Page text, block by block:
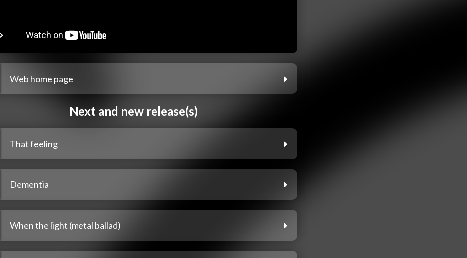
Web home page
Next and new release(s)
That feeling
Dementia
When the light (metal ballad)